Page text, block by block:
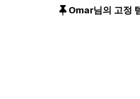
Omar님의 고정